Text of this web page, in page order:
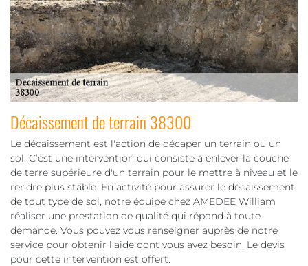
Décaissement de terrain 38300
Le décaissement est l'action de décaper un terrain ou un
sol. C’est une intervention qui consiste à enlever la couche
de terre supérieure d'un terrain pour le mettre à niveau et le
rendre plus stable. En activité pour assurer le décaissement
de tout type de sol, notre équipe chez AMEDEE William
réaliser une prestation de qualité qui répond à toute
demande. Vous pouvez vous renseigner auprès de notre
service pour obtenir l’aide dont vous avez besoin. Le devis
pour cette intervention est offert.